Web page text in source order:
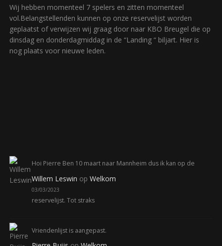
Wij hebben momenteel 7 spelers en zitten momenteel
vol.Belangstellenden kunnen op onze reservelijst worden
geplaatst of verwijzen wij graag door naar KBO Breugel die op
dinsdag en donderdagmiddag in de “Landing “ biljart. Hier is
nog plaats voor nieuwe leden.
Willem Leswin opWelkom
03/03/2023
Hoi Pierre Ben 10 maart naar Mannheim dus ik kan op de
reservelijst. Tot straks
Vriendenlijst is aangepast.